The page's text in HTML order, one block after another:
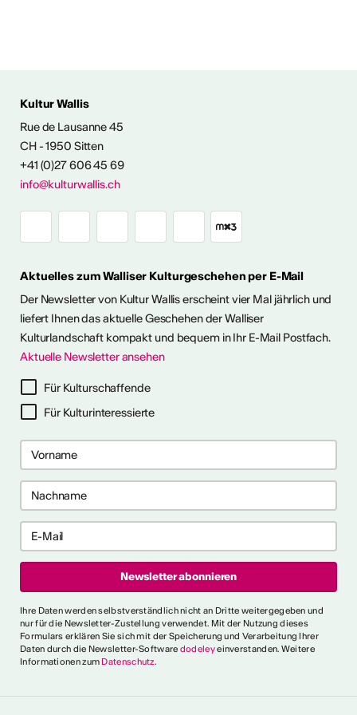
& KONTAKT
abonnieren
2024/2025
Kultur Wallis
Rue de Lausanne 45
CH - 1950 Sitten
+41 (0)27 606 45 69
info@kulturwallis.ch
Aktuelles zum Walliser Kulturgeschehen per E-Mail
Der Newsletter von Kultur Wallis erscheint vier Mal jährlich und
liefert Ihnen das aktuelle Geschehen der Walliser
Kulturlandschaft kompakt und bequem in Ihr E-Mail Postfach.
Aktuelle Newsletter ansehen
Für Kulturschaffende
Für Kulturinteressierte
Ihre Daten werden selbstverständlich nicht an Dritte weitergegeben und
nur für die Newsletter-Zustellung verwendet. Mit der Nutzung dieses
Formulars erklären Sie sich mit der Speicherung und Verarbeitung Ihrer
Daten durch die Newsletter-Software dodeleyeinverstanden. Weitere
Informationen zum Datenschutz.